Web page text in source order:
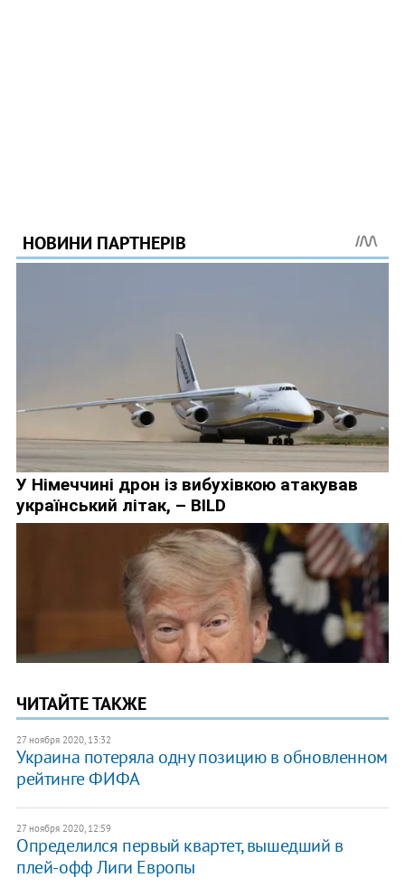
ЧИТАЙТЕ ТАКЖЕ
27 ноября 2020, 13:32
Украина потеряла одну позицию в обновленном
рейтинге ФИФА
27 ноября 2020, 12:59
Определился первый квартет, вышедший в
плей-офф Лиги Европы